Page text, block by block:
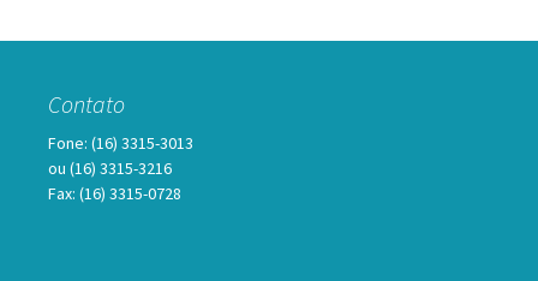
Contato
Fone: (16) 3315-3013
ou (16) 3315-3216
Fax: (16) 3315-0728